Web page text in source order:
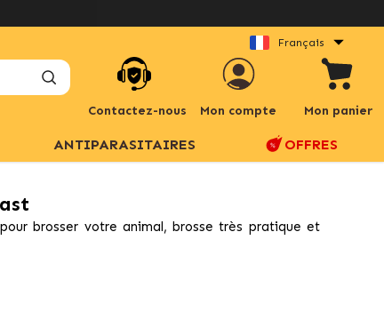
Français
Contactez-nous Mon compte Mon panier
ANTIPARASITAIRES OFFRES
brosser votre animal, brosse très pratique et